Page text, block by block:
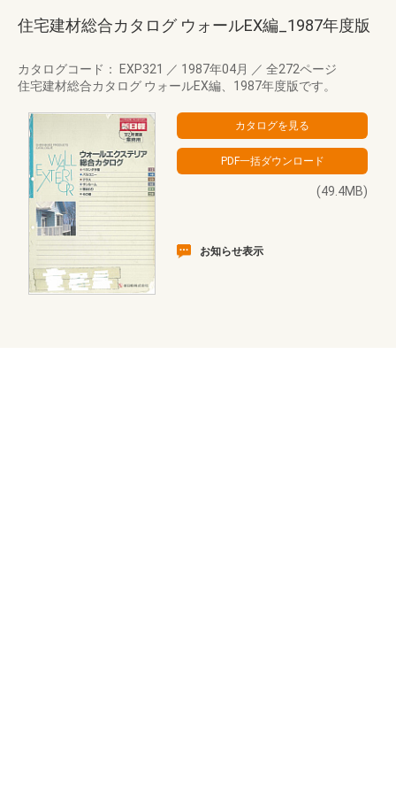
住宅建材総合カタログ ウォールEX編_1987年度版
カタログコード： EXP321 ／ 1987年04月 ／ 全272ページ
住宅建材総合カタログ ウォールEX編、1987年度版です。
(49.4MB)
お知らせ表示